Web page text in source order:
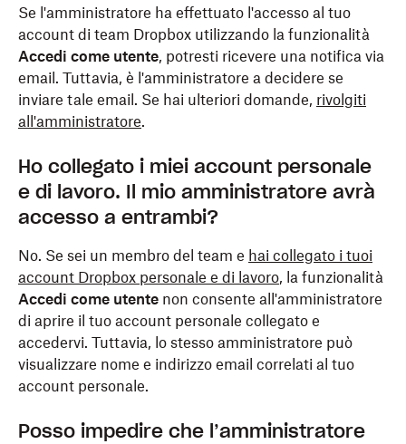
Se l'amministratore ha effettuato l'accesso al tuo
account di team Dropbox utilizzando la funzionalità
Accedi come utente, potresti ricevere una notifica via
email. Tuttavia, è l'amministratore a decidere se
inviare tale email. Se hai ulteriori domande, rivolgiti
all'amministratore.
Ho collegato i miei account personale
e di lavoro. Il mio amministratore avrà
accesso a entrambi?
No. Se sei un membro del team e hai collegato i tuoi
account Dropbox personale e di lavoro, la funzionalità
Accedi come utente non consente all'amministratore
di aprire il tuo account personale collegato e
accedervi. Tuttavia, lo stesso amministratore può
visualizzare nome e indirizzo email correlati al tuo
account personale.
Posso impedire che l’amministratore